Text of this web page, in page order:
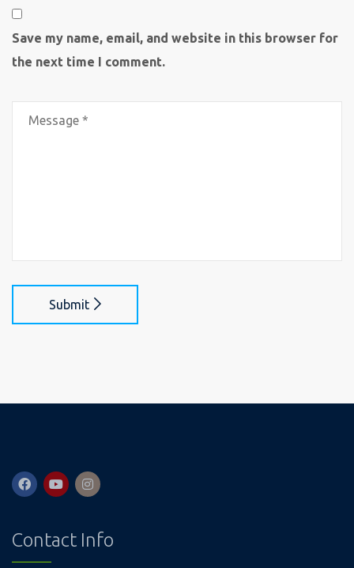
Save my name, email, and website in this browser for
the next time I comment.
Submit
Contact Info